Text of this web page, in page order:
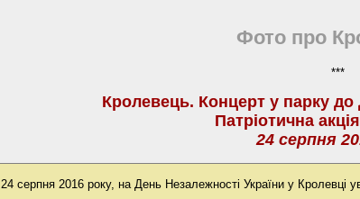
Фото про
***
Кролевець. Концерт у парку до
Патріотична
24 серпня
24 серпня 2016 року, на День Незалежності України у Кролевці